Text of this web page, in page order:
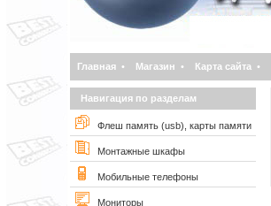
Главная • Магазин • Карта сайта •
Навигация по разделам
Флеш память (usb), карты памяти
Монтажные шкафы
Мобильные телефоны
Мониторы